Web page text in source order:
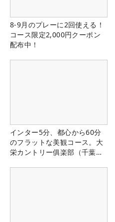
8-9月のプレーに2回使える！
コース限定2,000円クーポン
配布中！
インター5分、都心から60分
のフラットな美観コース。大
栄カントリー俱楽部（千葉